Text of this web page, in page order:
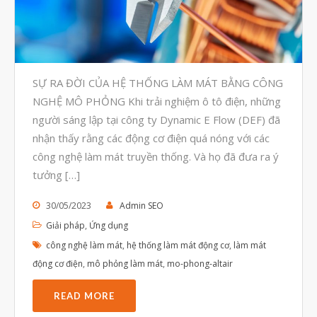
Tháng Tám 2023
Tháng Bảy 2023
Tháng Năm 2023
Tháng Tư 2023
Tháng Ba 2023
Tháng Hai 2023
Tháng Mười Một 2022
Tháng Mười 2022
SỰ RA ĐỜI CỦA HỆ THỐNG LÀM MÁT BẰNG CÔNG
NGHỆ MÔ PHỎNG Khi trải nghiệm ô tô điện, những
người sáng lập tại công ty Dynamic E Flow (DEF) đã
nhận thấy rằng các động cơ điện quá nóng với các
công nghệ làm mát truyền thống. Và họ đã đưa ra ý
tưởng […]
30/05/2023
Admin SEO
Giải pháp, Ứng dụng
công nghệ làm mát, hệ thống làm mát động cơ, làm mát
động cơ điện, mô phỏng làm mát, mo-phong-altair
READ MORE